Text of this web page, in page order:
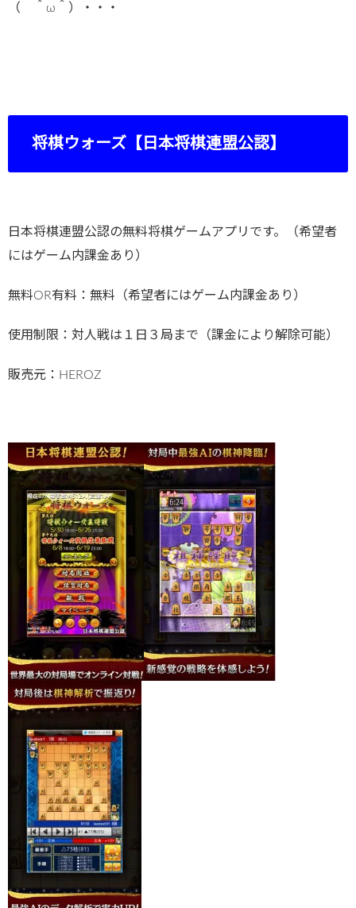
（ ＾ω＾）・・・
将棋ウォーズ【日本将棋連盟公認】
日本将棋連盟公認の無料将棋ゲームアプリです。（希望者
にはゲーム内課金あり）
無料OR有料：無料（希望者にはゲーム内課金あり）
使用制限：対人戦は１日３局まで（課金により解除可能）
販売元：HEROZ